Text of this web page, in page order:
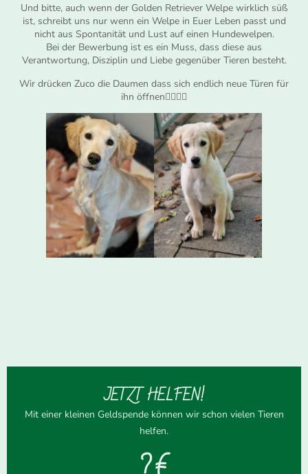
Und bitte, auch wenn der Golden Retriever Welpe wirklich süß
ist, schreibt uns nur wenn ein Welpe in Euer Leben passt und
nicht aus Spontanität und Lust auf einen Hundewelpen.
Bei der Bewerbung ist es ein Muss, dass diese aus
Verantwortung, Disziplin und Liebe gegenüber Tieren besteht.
Wir drücken Zuco die Daumen dass sich endlich neue Türen für
ihn öffnen✊🏻✊🏻
JETZT HELFEN!
Mit einer kleinen Geldspende können wir schon vielen Tieren
helfen.